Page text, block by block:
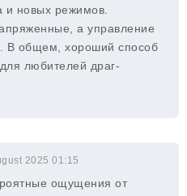
и новых режимов.
а управление
В общем, хороший способ
любителей драг-
2025 01:15
ощущения от